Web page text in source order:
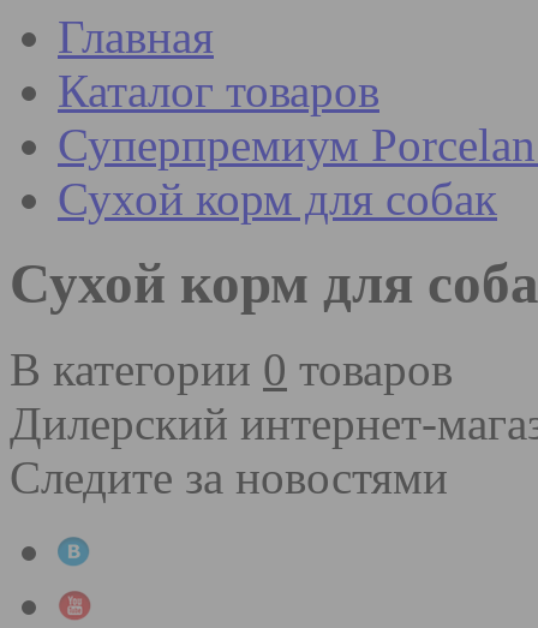
Главная
Каталог товаров
Суперпремиум
Сухой корм для собак
Сухой корм для
В категории 0 товаров
Дилерский интернет-
Следите за новостями